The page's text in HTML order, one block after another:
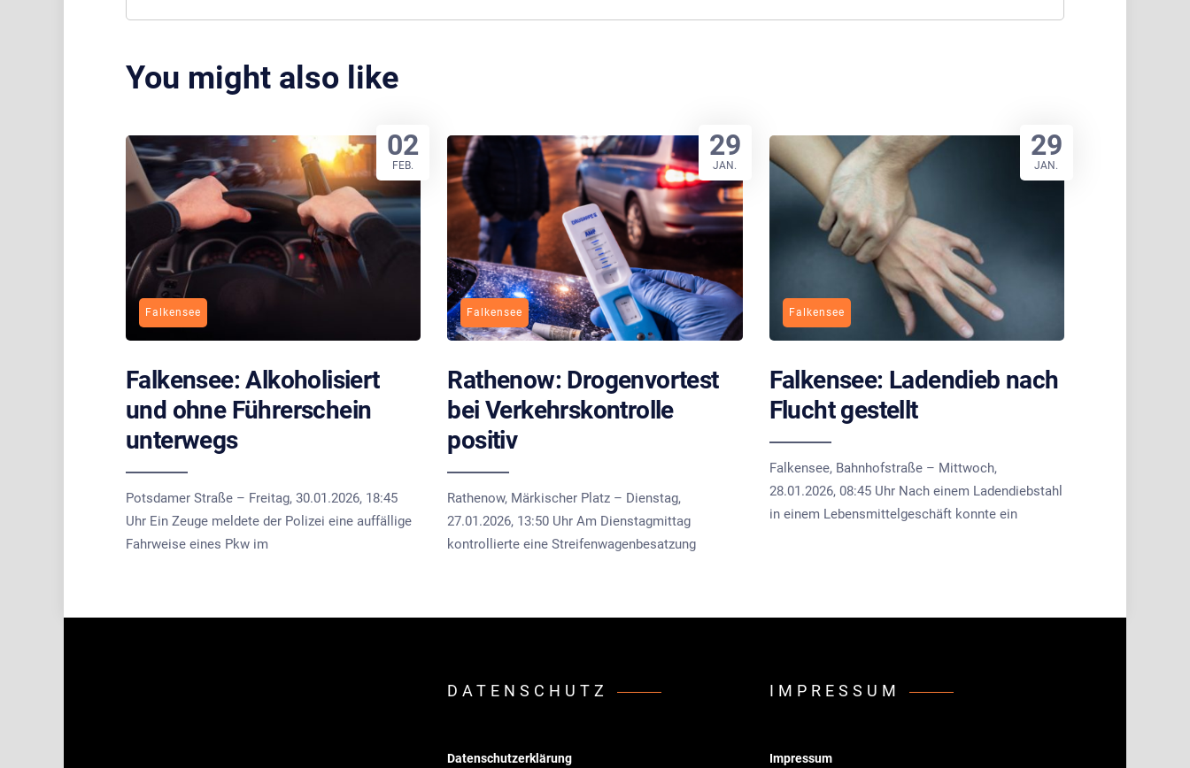
You might also like
Falkensee
Falkensee: Alkoholisiert
und ohne Führerschein
unterwegs
Potsdamer Straße – Freitag, 30.01.2026, 18:45
Uhr Ein Zeuge meldete der Polizei eine auffällige
Fahrweise eines Pkw im
02
FEB.
Falkensee
Rathenow: Drogenvortest
bei Verkehrskontrolle
positiv
Rathenow, Märkischer Platz – Dienstag,
27.01.2026, 13:50 Uhr Am Dienstagmittag
kontrollierte eine Streifenwagenbesatzung
29
JAN.
Falkensee
Falkensee: Ladendieb nach
Flucht gestellt
Falkensee, Bahnhofstraße – Mittwoch,
28.01.2026, 08:45 Uhr Nach einem Ladendiebstahl
in einem Lebensmittelgeschäft konnte ein
29
JAN.
DATENSCHUTZ
Datenschutzerklärung
IMPRESSUM
Impressum